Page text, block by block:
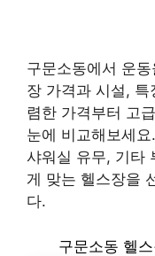
구문소동에서 운
장 가격과 시설, 특
렴한 가격부터 고
눈에 비교해보세
샤워실 유무, 기타
게 맞는 헬스장을
다.
구문소동 헬